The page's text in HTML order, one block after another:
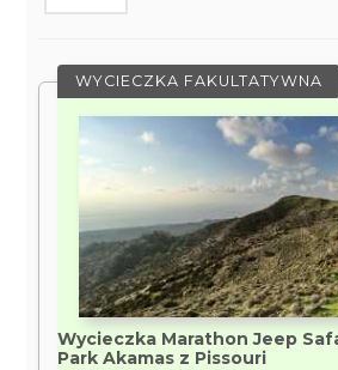
WYCIECZKA FAKULTATYWNA
Wycieczka Marathon Jeep
Park Akamas z Pissouri